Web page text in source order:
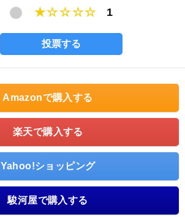
★☆☆☆☆
1
Amazonで購入する
楽天で購入する
Yahoo!ショッピング
駿河屋で購入する